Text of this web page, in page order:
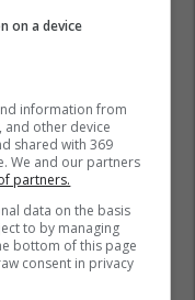
on a device
information from
and other device
shared with 369
We and our partners
partners.
data on the basis
to by managing
bottom of this page
consent in privacy